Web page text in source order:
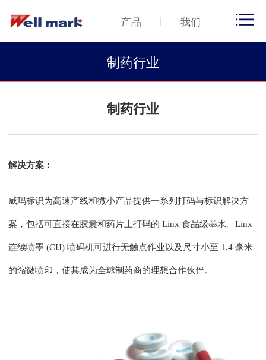
产品 我们
制药行业
制药行业
解决方案：
威玛标识为高速产线和微小产品提供一系列打码与标识解决方
案，包括可直接在胶囊和药片上打码的 Linx 食品级墨水。 Linx
连续喷墨 (CIJ) 喷码机可进行无触点作业以及尺寸小至 1.4 毫米
的缩微喷印，使其成为全球制药商的理想合作伙伴。